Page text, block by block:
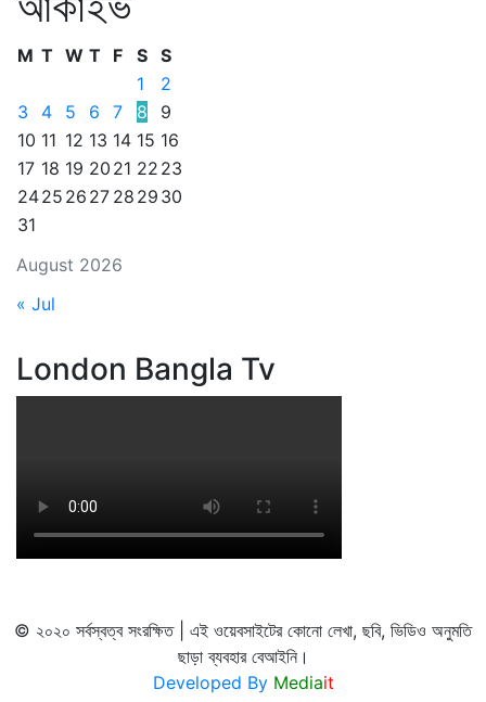
August 2026
M T W T F S S
1
2
3
4 5 6 7 8
9
10 11 12 13 14 15 16
17 18 19 20 21 22 23
2425 26 27 28 29 30
31
« Jul
London Bangla Tv
© ২০২০ সর্বস্বত্ব সংরক্ষিত | এই ওয়েবসাইটের কোনো লেখা, ছবি, ভিডিও অনুমতি
ছাড়া ব্যবহার বেআইনি।
Developed By Mediait